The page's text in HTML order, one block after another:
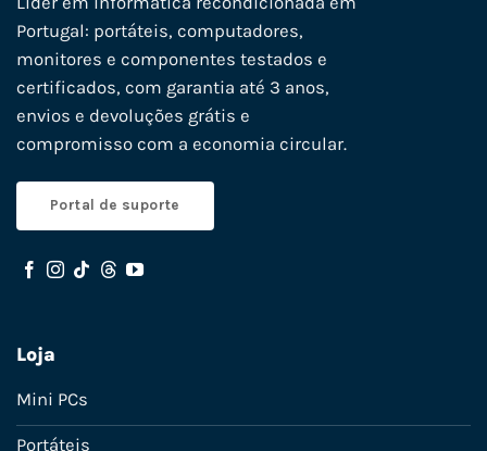
Portugal: portáteis, computadores,
monitores e componentes testados e
certificados, com garantia até 3 anos,
envios e devoluções grátis e
compromisso com a economia circular.
Portal de suporte
Loja
Mini PCs
Portáteis